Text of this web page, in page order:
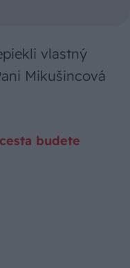
vlastný
Mikušincová
budete